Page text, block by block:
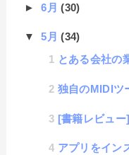
►6月(30)
▼5月(34)
とある会社の業務がほ
独自のMIDIツー
[書籍レビュ
アプリをインストー